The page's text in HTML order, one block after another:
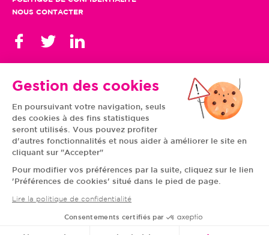
Gestion des cookies
En poursuivant votre navigation, seuls
des cookies à des fins statistiques
seront utilisés. Vous pouvez profiter
d'autres fonctionnalités et nous aider à améliorer le site en
cliquant sur "Accepter"
Pour modifier vos préférences par la suite, cliquez sur le lien
'Préférences de cookies' situé dans le pied de page.
Lire la politique de confidentialité
Consentements certifiés par
NOUS CONTACTER
TOUS NOS CENTRES
AUVERGNE-RHÔNE-
ALPES
FRANCHE-COMTÉ
BRETAGNE
CENTRE-VAL DE LOIRE
GRAND EST
ÎLE-DE-FRANCE
NORMANDIE
PAYS DE LA LOIRE
PROVENCE-ALPES-
CÔTE D'AZUR